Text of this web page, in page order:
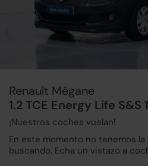
Renault Mégane
1.2 TCE Energy Life S&S
¡Nuestros coches vuelan!
En este momento no tenemos
buscando. Echa un vistazo a